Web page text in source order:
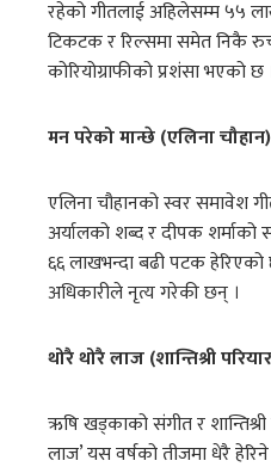
रहेको गीतलाई अहिलेसम्म ५५
टिकटक र रिल्समा समेत निकै
कोरियोग्राफीको प्रशंसा भएको छ
मन परेको मान्छे (एलिना चौहान)
एलिना चौहानको स्वर समावेश
अर्यालको शब्द र दीपक शर्माको
६६ लाखभन्दा बढी पटक हेरिएको
अधिकारीले नृत्य गरेकी छन् ।
थोरै थोरै लाज (शान्तिश्री
ऋषि खड्काको संगीत र शान्तिश्री
लाज’ यस वर्षको तीजमा धेरै